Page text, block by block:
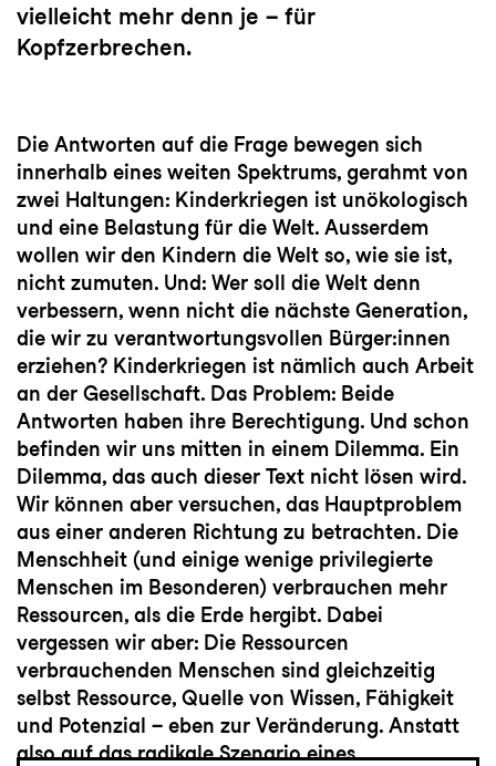
vielleicht mehr denn je – für
Kopfzerbrechen.
Die Antworten auf die Frage bewegen sich
innerhalb eines weiten Spektrums, gerahmt von
zwei Haltungen: Kinderkriegen ist unökologisch
und eine Belastung für die Welt. Ausserdem
wollen wir den Kindern die Welt so, wie sie ist,
nicht zumuten. Und: Wer soll die Welt denn
verbessern, wenn nicht die nächste Generation,
die wir zu verantwortungsvollen Bürger:innen
erziehen? Kinderkriegen ist nämlich auch Arbeit
an der Gesellschaft. Das Problem: Beide
Antworten haben ihre Berechtigung. Und schon
befinden wir uns mitten in einem Dilemma. Ein
Dilemma, das auch dieser Text nicht lösen wird.
Wir können aber versuchen, das Hauptproblem
aus einer anderen Richtung zu betrachten. Die
Menschheit (und einige wenige privilegierte
Menschen im Besonderen) verbrauchen mehr
Ressourcen, als die Erde hergibt. Dabei
vergessen wir aber: Die Ressourcen
verbrauchenden Menschen sind gleichzeitig
selbst Ressource, Quelle von Wissen, Fähigkeit
und Potenzial – eben zur Veränderung. Anstatt
also auf das radikale Szenario eines